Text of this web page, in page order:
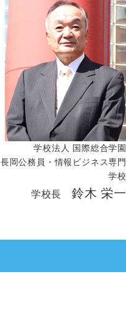
学校法人 国際総合学園
長岡公務員・情報ビジネス専門
学校
学校長 鈴木 栄一